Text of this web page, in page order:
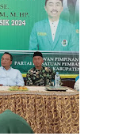
Kedamean Bantu
Pemanfaatan Gedung C